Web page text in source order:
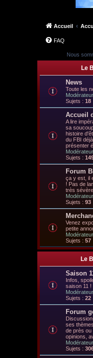
Accueil
FAQ
Nous
Le
News
Toute les
Sujets : 18
Accueil
A lire
sa
histoire
du FBI
présenter
Sujets :
Forum
ça y est, il
! Pas de
très
Sujets : 93
Venez
petite
Sujets : 57
Le
Saison
Infos,
saison 11 !
Sujets : 22
Forum
ses
de près ou
opinions,
Sujets :